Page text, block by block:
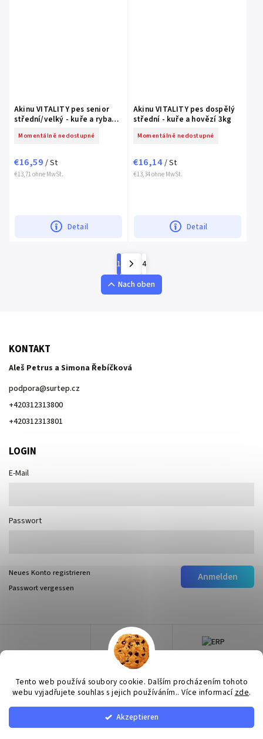
Tento web používá soubory cookie. Dalším procházením tohoto
webu vyjadřujete souhlas s jejich používáním.. Více informací zde.
Akzeptieren
Akinu VITALITY pes senior
střední/velký - kuře a ryba
Momentálně nedostupné
€13,71 ohne MwSt.
€16,59 / St
Detail
Akinu VITALITY pes dospělý
střední - kuře a hovězí 3kg
Momentálně nedostupné
€13,34 ohne MwSt.
€16,14/ St
Detail
1
4
Nach oben
KONTAKT
Aleš Petrus a Simona Řebíčková
podpora@surtep.cz
+420312313800
+420312313801
LOGIN
E-Mail
Passwort
Anmelden
Neues Konto registrieren
Passwort vergessen
Copyright 2026Surtep. Alle Rechte vorbehalten.